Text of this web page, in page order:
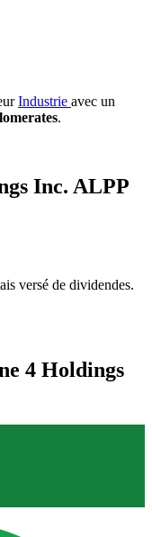
Industrie avec un
.
Inc. ALPP
versé de dividendes.
4 Holdings